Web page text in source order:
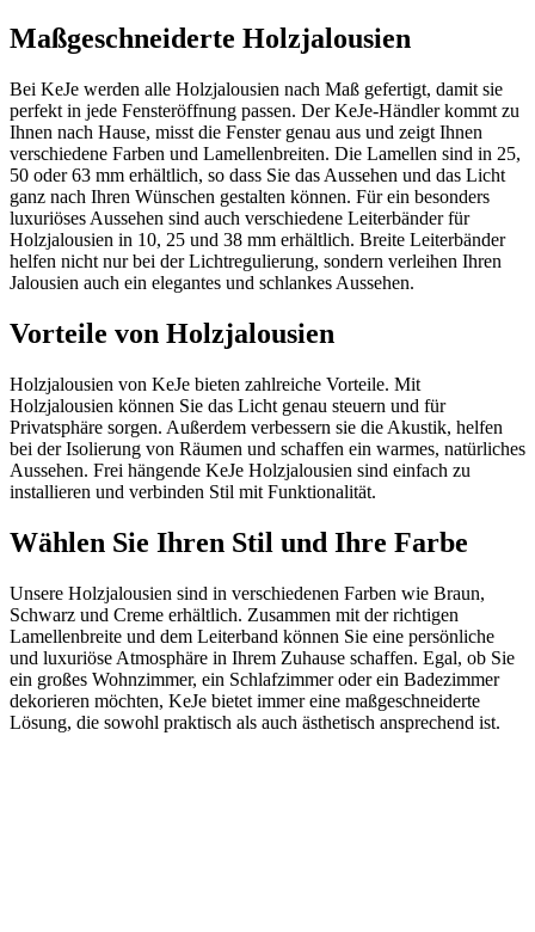
Maßgeschneiderte Holzjalousien
Bei KeJe werden alle Holzjalousien nach Maß gefertigt, damit sie
perfekt in jede Fensteröffnung passen. Der KeJe-Händler kommt zu
Ihnen nach Hause, misst die Fenster genau aus und zeigt Ihnen
verschiedene Farben und Lamellenbreiten. Die Lamellen sind in 25,
50 oder 63 mm erhältlich, so dass Sie das Aussehen und das Licht
ganz nach Ihren Wünschen gestalten können. Für ein besonders
luxuriöses Aussehen sind auch verschiedene Leiterbänder für
Holzjalousien in 10, 25 und 38 mm erhältlich. Breite Leiterbänder
helfen nicht nur bei der Lichtregulierung, sondern verleihen Ihren
Jalousien auch ein elegantes und schlankes Aussehen.
Vorteile von Holzjalousien
Holzjalousien von KeJe bieten zahlreiche Vorteile. Mit
Holzjalousien können Sie das Licht genau steuern und für
Privatsphäre sorgen. Außerdem verbessern sie die Akustik, helfen
bei der Isolierung von Räumen und schaffen ein warmes, natürliches
Aussehen. Frei hängende KeJe Holzjalousien sind einfach zu
installieren und verbinden Stil mit Funktionalität.
Wählen Sie Ihren Stil und Ihre Farbe
Unsere Holzjalousien sind in verschiedenen Farben wie Braun,
Schwarz und Creme erhältlich. Zusammen mit der richtigen
Lamellenbreite und dem Leiterband können Sie eine persönliche
und luxuriöse Atmosphäre in Ihrem Zuhause schaffen. Egal, ob Sie
ein großes Wohnzimmer, ein Schlafzimmer oder ein Badezimmer
dekorieren möchten, KeJe bietet immer eine maßgeschneiderte
Lösung, die sowohl praktisch als auch ästhetisch ansprechend ist.